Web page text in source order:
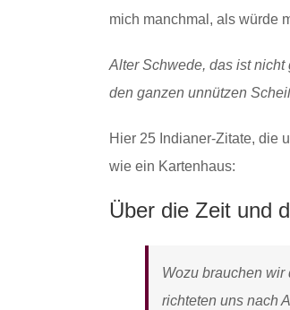
mich manchmal, als würde
Alter Schwede, das ist nicht
den ganzen unnützen
Hier 25 Indianer-Zitate, die
wie ein Kartenhaus:
Über die Zeit und
Wozu brauchen wir
richteten uns nach